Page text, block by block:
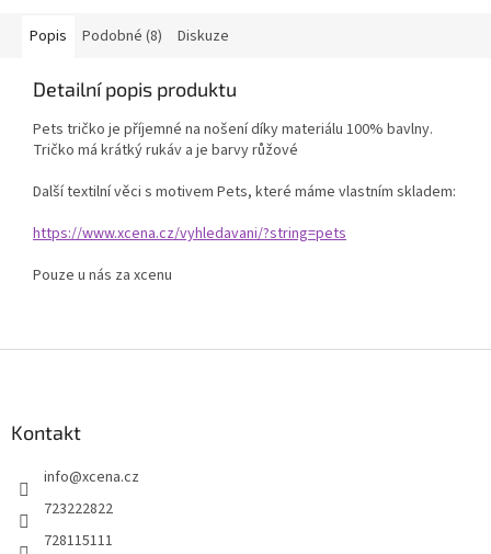
Popis Podobné (8) Diskuze
Detailní popis produktu
Pets tričko je příjemné na nošení díky materiálu 100% bavlny.
Tričko má krátký rukáv a je barvy růžové
Další textilní věci s motivem Pets, které máme vlastním skladem:
https://www.xcena.cz/vyhledavani/?string=pets
Pouze u nás za xcenu
Kontakt
info@xcena.cz
723222822
728115111